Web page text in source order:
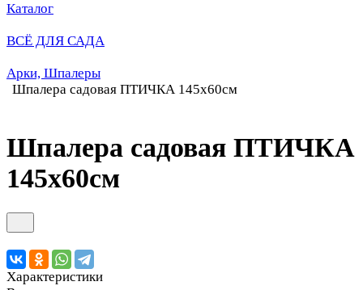
Каталог
ВСЁ ДЛЯ САДА
Арки, Шпалеры
Шпалера садовая ПТИЧКА 145х60см
Шпалера садовая ПТИЧКА
145х60см
Характеристики